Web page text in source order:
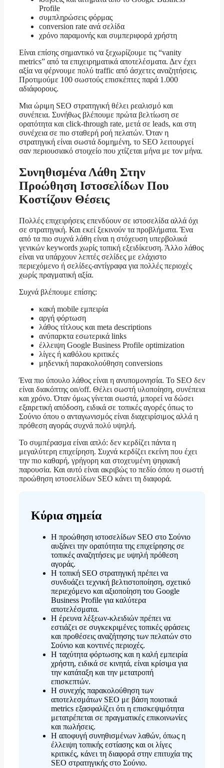
Profile
συμπληρώσεις φόρμας
conversion rate ανά σελίδα
χρόνο παραμονής και συμπεριφορά χρήστη
Είναι επίσης σημαντικό να ξεχωρίζουμε τις “vanity
metrics” από τα επιχειρηματικά αποτελέσματα. Δεν έχει
αξία να φέρνουμε πολύ traffic από άσχετες αναζητήσεις.
Προτιμούμε 100 σωστούς επισκέπτες παρά 1.000
αδιάφορους.
Μια ώριμη SEO στρατηγική θέλει ρεαλισμό και
συνέπεια. Συνήθως βλέπουμε πρώτα βελτίωση σε
ορατότητα και click-through rate, μετά σε leads, και στη
συνέχεια σε πιο σταθερή ροή πελατών. Όταν η
στρατηγική είναι σωστά δομημένη, το SEO λειτουργεί
σαν περιουσιακό στοιχείο που χτίζεται μήνα με τον μήνα.
Συνηθισμένα Λάθη Στην
Προώθηση Ιστοσελίδων Που
Κοστίζουν Θέσεις
Πολλές επιχειρήσεις επενδύουν σε ιστοσελίδα αλλά όχι
σε στρατηγική. Και εκεί ξεκινούν τα προβλήματα. Ένα
από τα πιο συχνά λάθη είναι η στόχευση υπερβολικά
γενικών keywords χωρίς τοπική εξειδίκευση. Άλλο λάθος
είναι να υπάρχουν λεπτές σελίδες με ελάχιστο
περιεχόμενο ή σελίδες-αντίγραφα για πολλές περιοχές
χωρίς πραγματική αξία.
Συχνά βλέπουμε επίσης:
κακή mobile εμπειρία
αργή φόρτωση
λάθος τίτλους και meta descriptions
ανύπαρκτα εσωτερικά links
έλλειψη Google Business Profile optimization
λίγες ή καθόλου κριτικές
μηδενική παρακολούθηση conversions
Ένα πιο ύπουλο λάθος είναι η ανυπομονησία. Το SEO δεν
είναι διακόπτης on/off. Θέλει σωστή υλοποίηση, συνέπεια
και χρόνο. Όταν όμως γίνεται σωστά, μπορεί να δώσει
εξαιρετική απόδοση, ειδικά σε τοπικές αγορές όπως το
Σούνιο όπου ο ανταγωνισμός είναι διαχειρίσιμος αλλά η
πρόθεση αγοράς συχνά πολύ υψηλή.
Το συμπέρασμα είναι απλό: δεν κερδίζει πάντα η
μεγαλύτερη επιχείρηση. Συχνά κερδίζει εκείνη που έχει
την πιο καθαρή, γρήγορη και στοχευμένη ψηφιακή
παρουσία. Και αυτό είναι ακριβώς το πεδίο όπου η σωστή
προώθηση ιστοσελίδων SEO κάνει τη διαφορά.
Κύρια σημεία
Η προώθηση ιστοσελίδων SEO στο Σούνιο
αυξάνει την ορατότητα της επιχείρησης σε
τοπικές αναζητήσεις με υψηλή πρόθεση
αγοράς.
Η τοπική SEO στρατηγική πρέπει να
συνδυάζει τεχνική βελτιστοποίηση, σχετικό
περιεχόμενο και αξιοποίηση του Google
Business Profile για καλύτερα
αποτελέσματα.
Η έρευνα λέξεων-κλειδιών πρέπει να
εστιάζει σε συγκεκριμένες τοπικές φράσεις
και προθέσεις αναζήτησης των πελατών στο
Σούνιο και κοντινές περιοχές.
Η ταχύτητα φόρτωσης και η καλή εμπειρία
χρήστη, ειδικά σε κινητά, είναι κρίσιμα για
την κατάταξη και την μετατροπή
επισκεπτών.
Η συνεχής παρακολούθηση των
αποτελεσμάτων SEO με βάση ποιοτικά
metrics εξασφαλίζει ότι η επισκεψιμότητα
μετατρέπεται σε πραγματικές επικοινωνίες
και πωλήσεις.
Η αποφυγή συνηθισμένων λαθών, όπως η
έλλειψη τοπικής εστίασης και οι λίγες
κριτικές, κάνει τη διαφορά στην επιτυχία της
SEO στρατηγικής στο Σούνιο.